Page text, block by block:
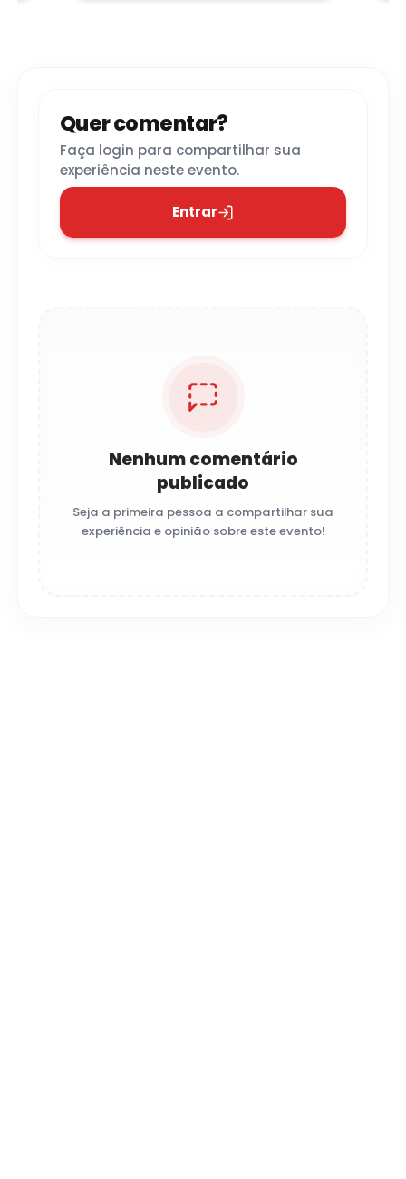
Quer comentar?
Faça login para compartilhar sua
experiência neste evento.
Entrar
Nenhum comentário
publicado
Seja a primeira pessoa a compartilhar sua
experiência e opinião sobre este evento!